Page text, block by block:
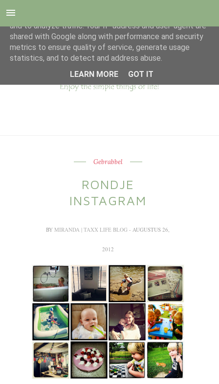
Gebrabbel
RONDJE
INSTAGRAM
BYMIRANDA | TAXX LIFE BLOG- AUGUSTUS 26,
2012
This site uses cookies from Google to deliver its services
and to analyze traffic. Your IP address and user-agent are
shared with Google along with performance and security
metrics to ensure quality of service, generate usage
statistics, and to detect and address abuse.
LEARN MORE
GOT IT